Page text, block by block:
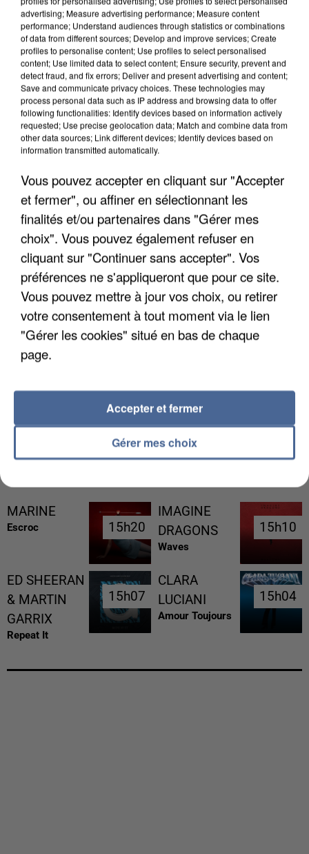
UN SECOND CADRE DE LA DZ MAFIA
INTERPELLÉ EN ALGÉRIE
COULÉE DE BOUE EN HAUTE-SAVOIE
MARINE
Escroc 15h20
15h20
IMAGINE
DRAGONS
Waves
15h10
15h10
ED SHEERAN
& MARTIN
GARRIX
Repeat It
15h07
15h07
CLARA
LUCIANI
Amour Toujours
15h04
15h04
advertising; Measure advertising performance; Measure content
performance; Understand audiences through statistics or combinations
of data from different sources; Develop and improve services; Create
profiles to personalise content; Use profiles to select personalised
content; Use limited data to select content; Ensure security, prevent and
detect fraud, and fix errors; Deliver and present advertising and content;
Save and communicate privacy choices. These technologies may
process personal data such as IP address and browsing data to offer
following functionalities: Identify devices based on information actively
requested; Use precise geolocation data; Match and combine data from
other data sources; Link different devices; Identify devices based on
information transmitted automatically.
Vous pouvez accepter en cliquant sur "Accepter
et fermer", ou affiner en sélectionnant les
finalités et/ou partenaires dans "Gérer mes
choix". Vous pouvez également refuser en
cliquant sur "Continuer sans accepter". Vos
préférences ne s'appliqueront que pour ce site.
Vous pouvez mettre à jour vos choix, ou retirer
votre consentement à tout moment via le lien
"Gérer les cookies" situé en bas de chaque
page.
Gérer mes choix
Accepter et fermer